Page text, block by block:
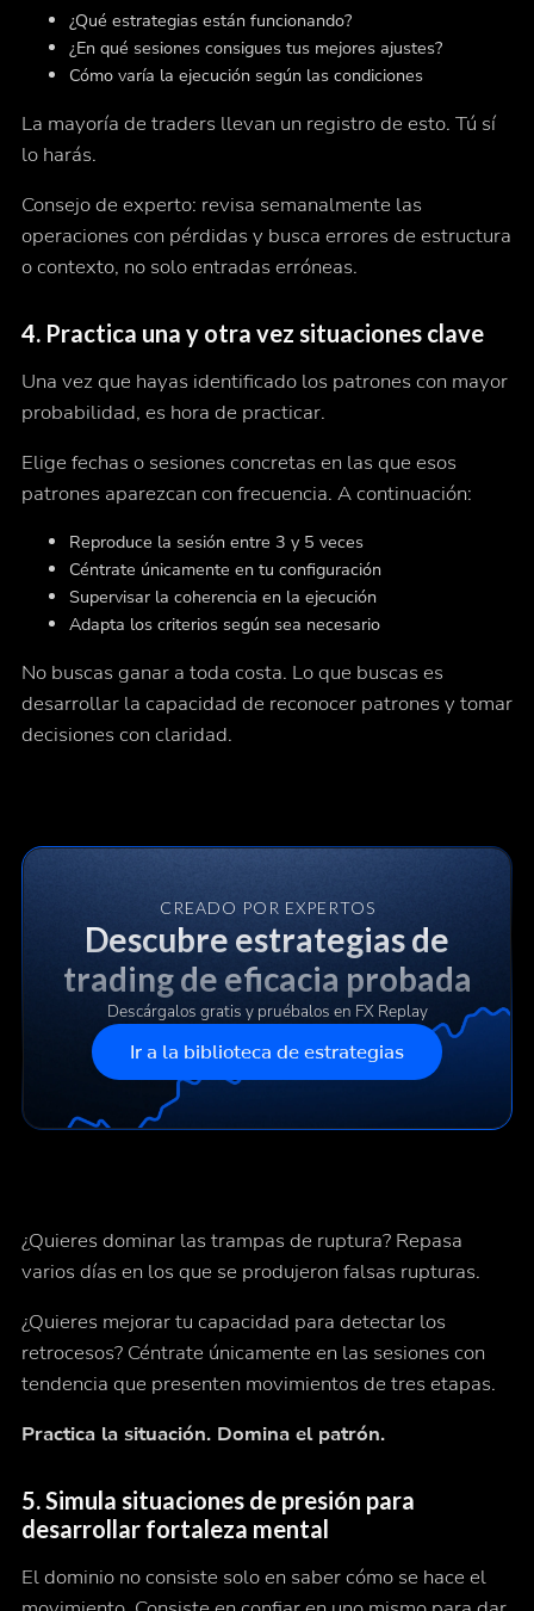
¿Qué estrategias están funcionando?
¿En qué sesiones consigues tus mejores ajustes?
Cómo varía la ejecución según las condiciones
La mayoría de traders llevan un registro de esto. Tú sí
lo harás.
Consejo de experto: revisa semanalmente las
operaciones con pérdidas y busca errores de estructura
o contexto, no solo entradas erróneas.
4. Practica una y otra vez situaciones clave
Una vez que hayas identificado los patrones con mayor
probabilidad, es hora de practicar.
Elige fechas o sesiones concretas en las que esos
patrones aparezcan con frecuencia. A continuación:
Reproduce la sesión entre 3 y 5 veces
Céntrate únicamente en tu configuración
Supervisar la coherencia en la ejecución
Adapta los criterios según sea necesario
No buscas ganar a toda costa. Lo que buscas es
desarrollar la capacidad de reconocer patrones y tomar
decisiones con claridad.
CREADO POR EXPERTOS
Descubre estrategias de
trading de eficacia probada
Descárgalos gratis y pruébalos en FX Replay
Ir a la biblioteca de estrategias
¿Quieres dominar las trampas de ruptura? Repasa
varios días en los que se produjeron falsas rupturas.
¿Quieres mejorar tu capacidad para detectar los
retrocesos? Céntrate únicamente en las sesiones con
tendencia que presenten movimientos de tres etapas.
Practica la situación. Domina el patrón.
5.Simula situaciones de presión para
desarrollar fortaleza mental
El dominio no consiste solo en saber cómo se hace el